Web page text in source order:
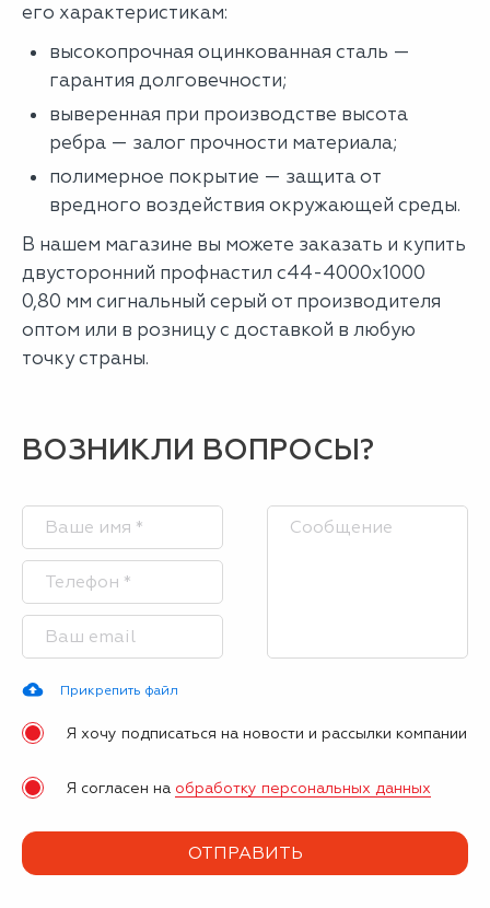
его характеристикам:
высокопрочная оцинкованная сталь —
гарантия долговечности;
выверенная при производстве высота
ребра — залог прочности материала;
полимерное покрытие — защита от
вредного воздействия окружающей среды.
В нашем магазине вы можете заказать и купить
двусторонний профнастил с44-4000х1000
0,80 мм сигнальный серый от производителя
оптом или в розницу с доставкой в любую
точку страны.
ВОЗНИКЛИ ВОПРОСЫ?
Прикрепить файл
Я хочу подписаться на новости и рассылки компании
Я согласен на обработку персональных данных